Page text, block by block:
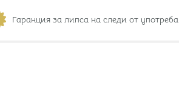
Гаранция за липса на следи от употреба